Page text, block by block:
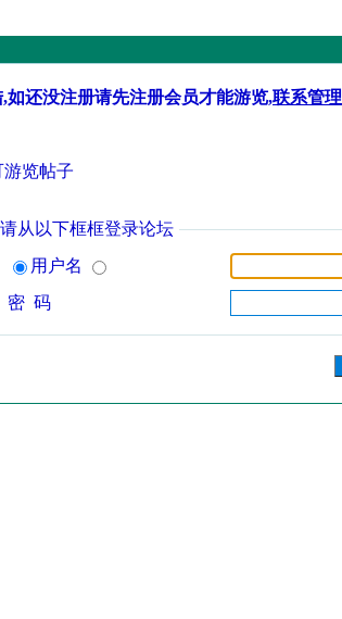
还没注册请先注册会员才能游览,联系管理
览帖子
请从以下框框登录论坛
用户名
密 码